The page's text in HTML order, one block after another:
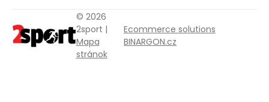
© 2026
2sport |
Mapa
stránok
Ecommerce solutions
BINARGON.cz